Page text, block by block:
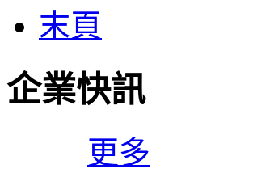
末頁
企業快訊
更多